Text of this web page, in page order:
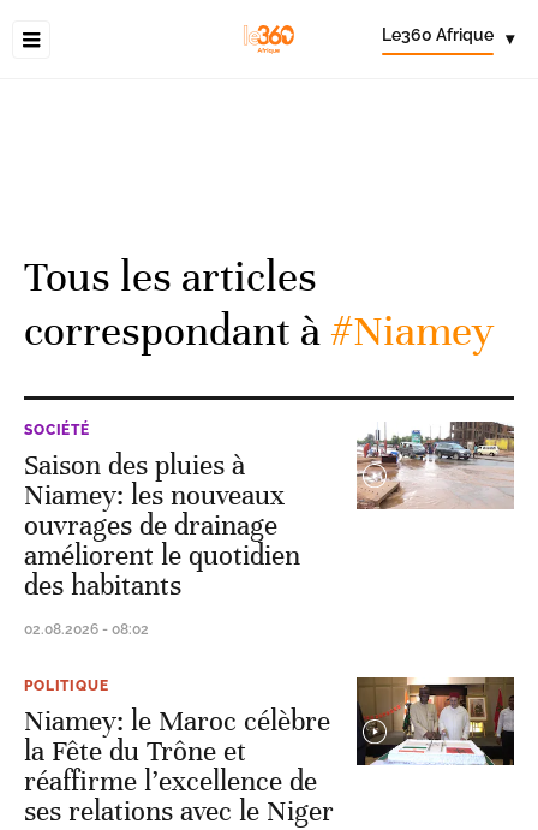
Le360 Afrique ▾
Tous les articles
correspondant à#Niamey
SOCIÉTÉ
Saison des pluies à
Niamey: les nouveaux
ouvrages de drainage
améliorent le quotidien
des habitants
02.08.2026 - 08:02
POLITIQUE
Niamey: le Maroc célèbre
la Fête du Trône et
réaffirme l’excellence de
ses relations avec le Niger